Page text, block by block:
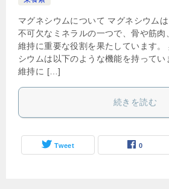
マグネシウムについて マグネシウム
不可欠なミネラルの一つで、骨や筋肉
維持に重要な役割を果たしています。
シウムは以下のような機能を持って
維持に […]
続きを読む
Tweet 0